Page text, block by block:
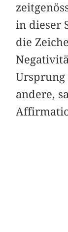
in dieser
die
Ursprung
andere,